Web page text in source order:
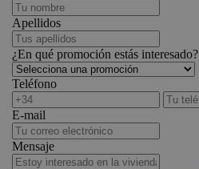
Apellidos
¿En qué promoción estás interesado?
Teléfono
E-mail
Mensaje